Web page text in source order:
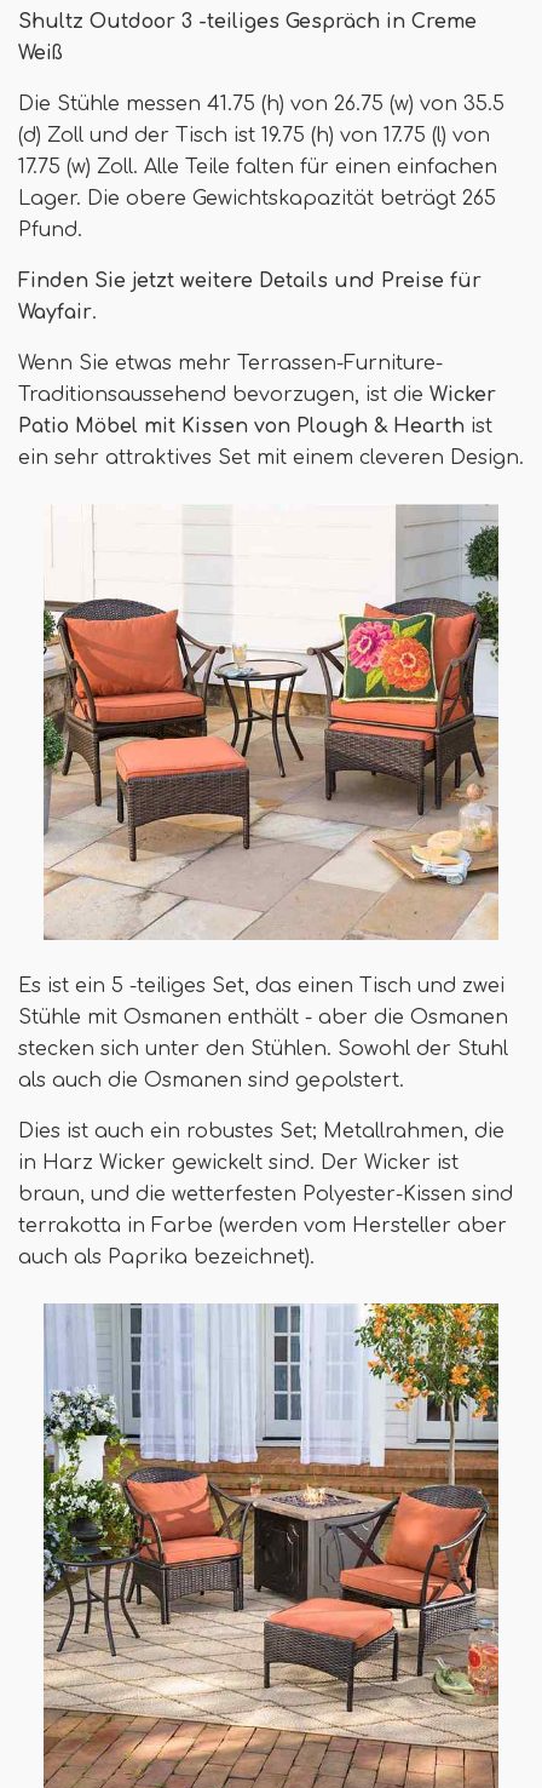
Shultz Outdoor 3 -teiliges Gespräch in Creme
Weiß
Die Stühle messen 41.75 (h) von 26.75 (w) von 35.5
(d) Zoll und der Tisch ist 19.75 (h) von 17.75 (l) von
17.75 (w) Zoll. Alle Teile falten für einen einfachen
Lager. Die obere Gewichtskapazität beträgt 265
Pfund.
Finden Sie jetzt weitere Details und Preise für
Wayfair.
Wenn Sie etwas mehr Terrassen-Furniture-
Traditionsaussehend bevorzugen, ist die Wicker
Patio Möbel mit Kissen von Plough & Hearth ist
ein sehr attraktives Set mit einem cleveren Design.
Es ist ein 5 -teiliges Set, das einen Tisch und zwei
Stühle mit Osmanen enthält - aber die Osmanen
stecken sich unter den Stühlen. Sowohl der Stuhl
als auch die Osmanen sind gepolstert.
Dies ist auch ein robustes Set; Metallrahmen, die
in Harz Wicker gewickelt sind. Der Wicker ist
braun, und die wetterfesten Polyester-Kissen sind
terrakotta in Farbe (werden vom Hersteller aber
auch als Paprika bezeichnet).